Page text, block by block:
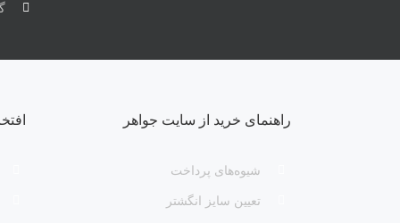
راهنمای خرید از سایت جواهر
شیوه‌های پرداخت
تعیین سایز انگشتر